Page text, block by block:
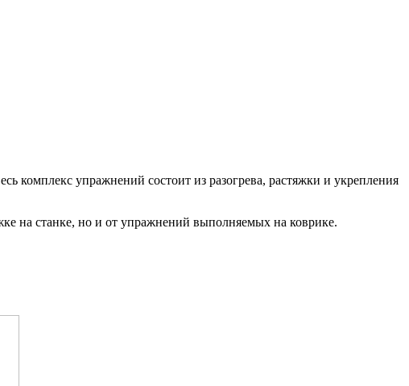
комплекс упражнений состоит из разогрева, растяжки и укрепления
на станке, но и от упражнений выполняемых на коврике.